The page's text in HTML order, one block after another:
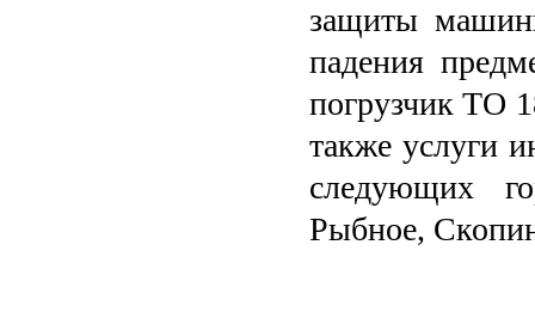
защиты
падения
погрузчик ТО
также услуги
следующих
Рыбное,